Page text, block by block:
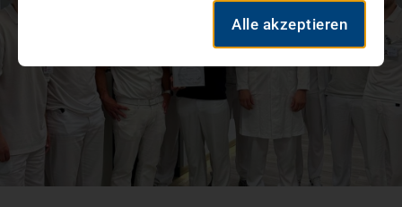
Alle akzeptieren